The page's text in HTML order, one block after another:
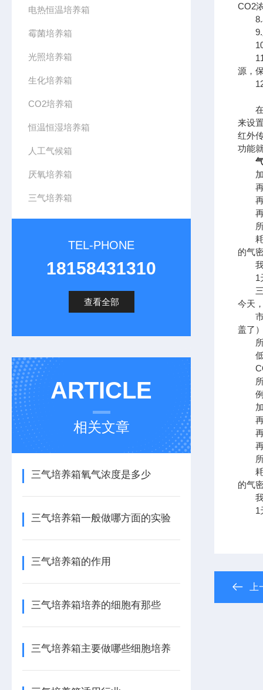
电热恒温培养箱
霉菌培养箱
光照培养箱
生化培养箱
CO2培养箱
恒温恒湿培养箱
人工气候箱
厌氧培养箱
三气培养箱
TEL-PHONE
18158431310
查看全部
ARTICLE
相关文章
三气培养箱氧气浓度是多少
三气培养箱一般做哪方面的实验
三气培养箱的作用
三气培养箱培养的细胞有那些
三气培养箱主要做哪些细胞培养
CO2
8.单
9.显
10.
11.
源，
12.
在培
来设
红外
功能
加入
再加
再加
再加
所以
耗气
的气
我
1天
三气
今天
市面
盖了
所
低
所采
例
加入
再加
再加
再加
所以
耗气
的气
我
1天